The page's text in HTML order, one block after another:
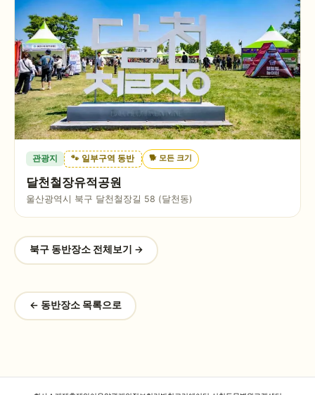
관광지 🐾 일부구역 동반 🐕 모든 크기
달천철장유적공원
울산광역시 북구 달천철장길 58 (달천동)
북구동반장소 전체보기 →
← 동반장소 목록으로